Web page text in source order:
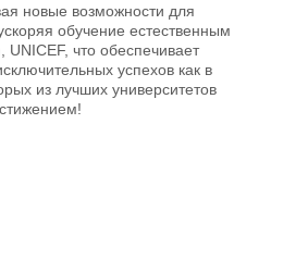
новые возможности для
обучение естественным
что обеспечивает
успехов как в
из лучших университетов